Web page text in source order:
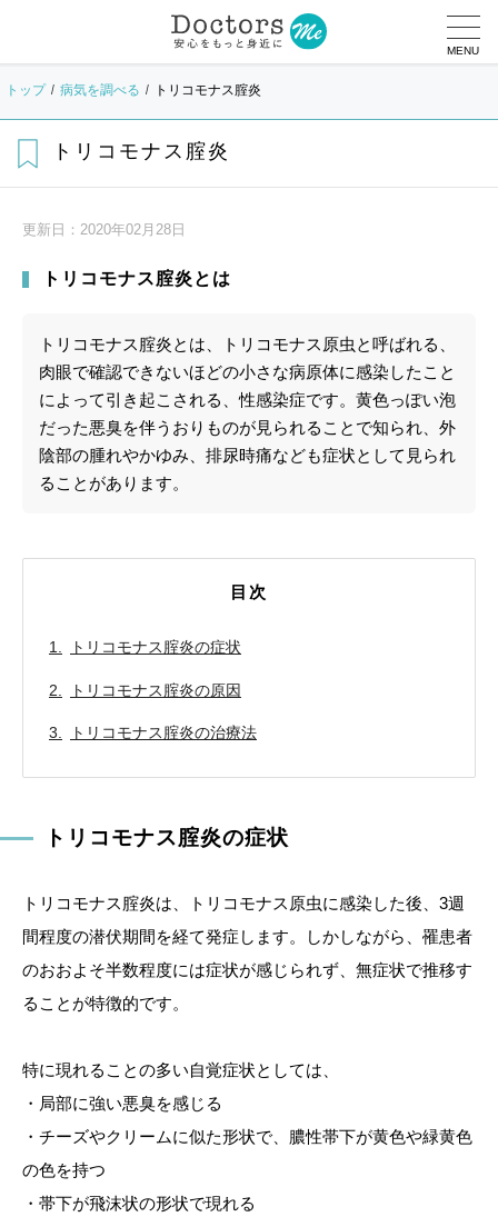
MENU
トップ 病気を調べる トリコモナス腟炎
トリコモナス腟炎
更新日： 2020年02月28日
トリコモナス腟炎とは
トリコモナス腟炎とは、トリコモナス原虫と呼ばれる、
肉眼で確認できないほどの小さな病原体に感染したこと
によって引き起こされる、性感染症です。黄色っぽい泡
だった悪臭を伴うおりものが見られることで知られ、外
陰部の腫れやかゆみ、排尿時痛なども症状として見られ
ることがあります。
目次
トリコモナス腟炎の症状
トリコモナス腟炎の原因
トリコモナス腟炎の治療法
トリコモナス腟炎の症状
トリコモナス腟炎は、トリコモナス原虫に感染した後、3週
間程度の潜伏期間を経て発症します。しかしながら、罹患者
のおおよそ半数程度には症状が感じられず、無症状で推移す
ることが特徴的です。
特に現れることの多い自覚症状としては、
・局部に強い悪臭を感じる
・チーズやクリームに似た形状で、膿性帯下が黄色や緑黄色
の色を持つ
・帯下が飛沫状の形状で現れる